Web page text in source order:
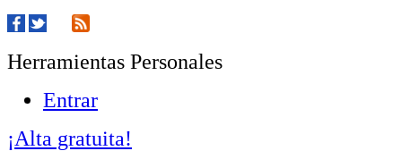
Herramientas Personales
Entrar
¡Alta gratuita!